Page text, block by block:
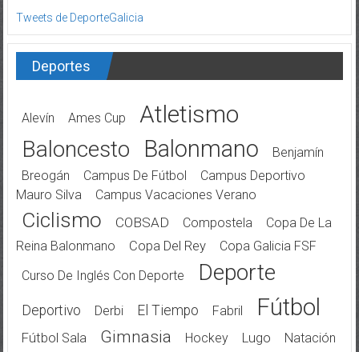
Tweets de DeporteGalicia
Deportes
Alevín Ames Cup Atletismo
Baloncesto Balonmano
Benjamín
Breogán
Campus De Fútbol
Campus Deportivo
Mauro Silva
Campus Vacaciones Verano
Ciclismo COBSAD Compostela
Copa De La
Reina Balonmano
Copa Del Rey
Copa Galicia FSF
Curso De Inglés Con Deporte
Deporte
Deportivo Derbi El Tiempo Fabril Fútbol
Fútbol Sala Gimnasia Hockey Lugo Natación